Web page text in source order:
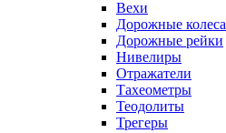
Вехи
Дорожные колеса
Дорожные рейки
Нивелиры
Отражатели
Тахеометры
Теодолиты
Трегеры